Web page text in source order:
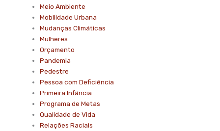
Meio Ambiente
Mobilidade Urbana
Mudanças Climáticas
Mulheres
Orçamento
Pandemia
Pedestre
Pessoa com Deficiência
Primeira Infância
Programa de Metas
Qualidade de Vida
Relações Raciais